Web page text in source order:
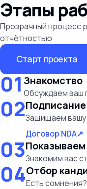
Этапы
Прозрачный процесс
Старт проекта
01 Знакомство
Обсуждаем ваш
02Подписание
Защищаем
Договор NDA↗
03Знакомим вас
04Отбор
Есть